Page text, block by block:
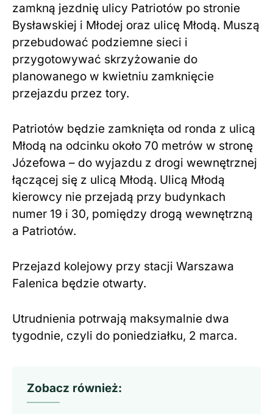
zamkną jezdnię ulicy Patriotów po stronie
Bysławskiej i Młodej oraz ulicę Młodą. Muszą
przebudować podziemne sieci i
przygotowywać skrzyżowanie do
planowanego w kwietniu zamknięcie
przejazdu przez tory.
Patriotów będzie zamknięta od ronda z ulicą
Młodą na odcinku około 70 metrów w stronę
Józefowa – do wyjazdu z drogi wewnętrznej
łączącej się z ulicą Młodą. Ulicą Młodą
kierowcy nie przejadą przy budynkach
numer 19 i 30, pomiędzy drogą wewnętrzną
a Patriotów.
Przejazd kolejowy przy stacji Warszawa
Falenica będzie otwarty.
Utrudnienia potrwają maksymalnie dwa
tygodnie, czyli do poniedziałku, 2 marca.
Zobacz również: